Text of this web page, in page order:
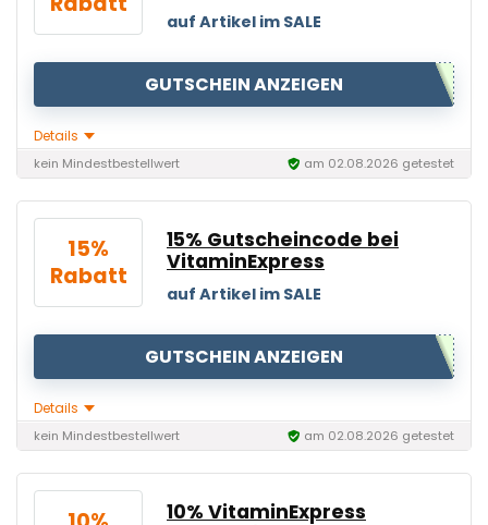
auf Artikel im SALE
GUTSCHEIN ANZEIGEN
Details
kein Mindestbestellwert am 02.08.2026 getestet
15%
Rabatt
15% Gutscheincode bei
VitaminExpress
auf Artikel im SALE
GUTSCHEIN ANZEIGEN
Details
kein Mindestbestellwert am 02.08.2026 getestet
10% VitaminExpress